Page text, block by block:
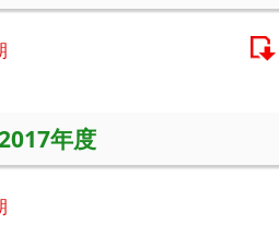
年度